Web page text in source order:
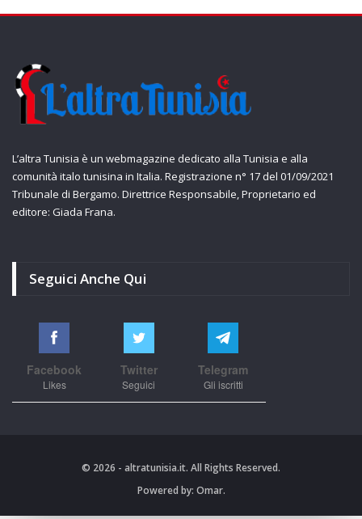
L’altra Tunisia è un webmagazine dedicato alla Tunisia e alla
comunità italo tunisina in Italia. Registrazione n° 17 del 01/09/2021
Tribunale di Bergamo. Direttrice Responsabile, Proprietario ed
editore: Giada Frana.
Seguici Anche Qui
Facebook
Likes
Twitter
Seguici
Telegram
Gli iscritti
© 2026 - altratunisia.it. All Rights Reserved.
Powered by: Omar.